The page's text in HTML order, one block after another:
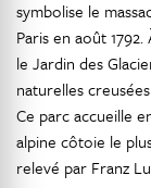
symbolise le
Paris en août
le Jardin des
naturelles
Ce parc accueille
alpine côtoie le
relevé par Franz